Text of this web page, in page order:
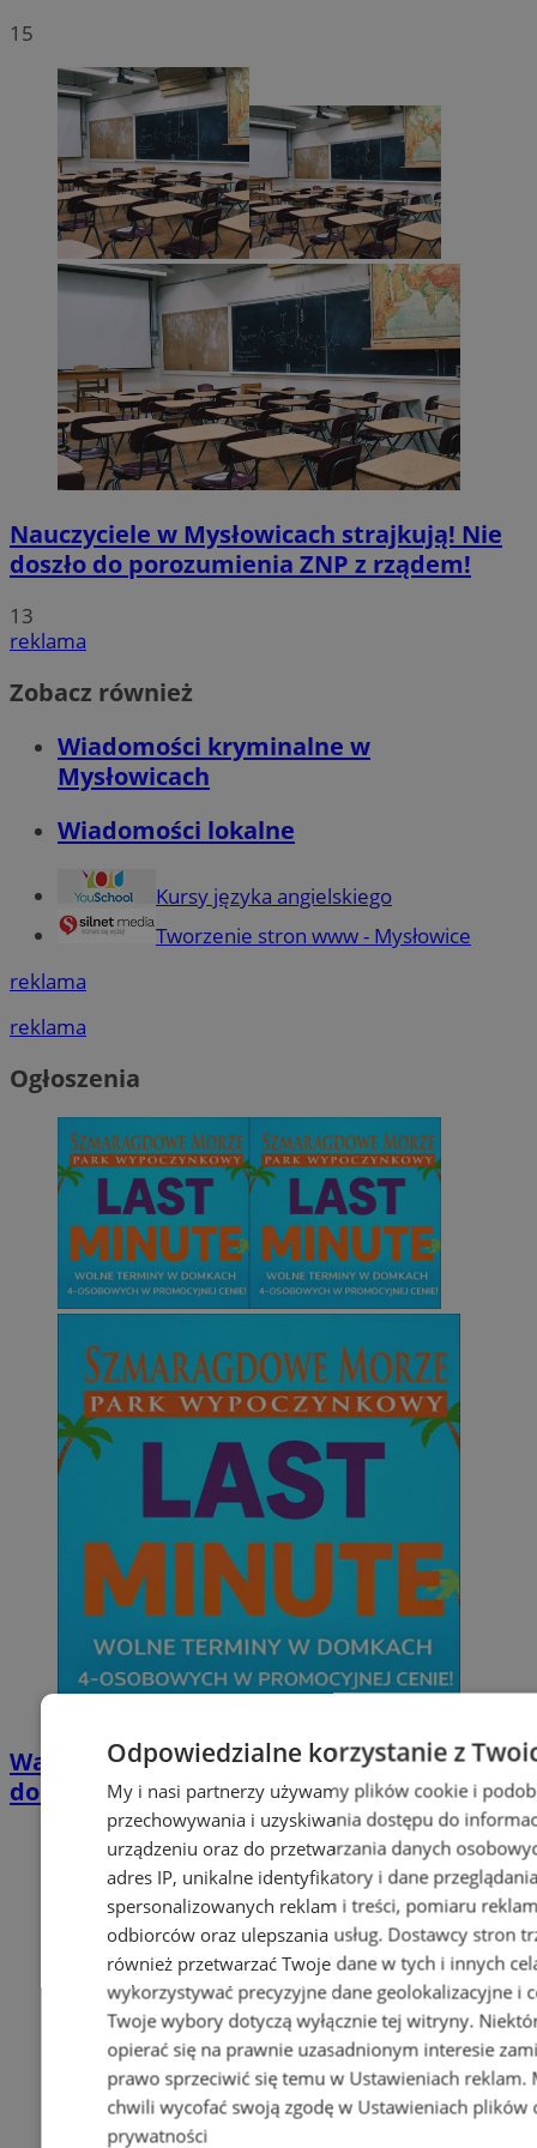
15
Nauczyciele w Mysłowicach strajkują! Nie
doszło do porozumienia ZNP z rządem!
13
reklama
Zobacz również
Wiadomości kryminalne w
Mysłowicach
Wiadomości lokalne
Kursy języka angielskiego
Tworzenie stron www - Mysłowice
reklama
reklama
Ogłoszenia
Wakacyjny wypoczynek nad Bałtykiem w
domkach Szmaragdowe Morze
Odpowiedzialne korzystanie z
My i nasi partnerzy używamy plików cookie i
przechowywania i uzyskiwania dostępu do
urządzeniu oraz do przetwarzania danych
adres IP, unikalne identyfikatory i dane
spersonalizowanych reklam i treści, pomiaru
odbiorców oraz ulepszania usług. Dostawcy stron
również przetwarzać Twoje dane w tych i innych
wykorzystywać precyzyjne dane geolokalizacyjne i
Twoje wybory dotyczą wyłącznie tej witryny.
opierać się na prawnie uzasadnionym interesie
prawo sprzeciwić się temu w Ustawieniach reklam.
chwili wycofać swoją zgodę w Ustawieniach plików
prywatności